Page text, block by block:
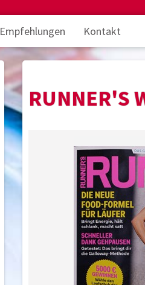
Empfehlungen Kontakt
RUNNER'S